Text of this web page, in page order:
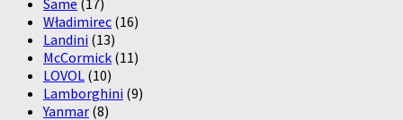
Władimirec (16)
Landini (13)
McCormick (11)
LOVOL (10)
Lamborghini (9)
Yanmar (8)